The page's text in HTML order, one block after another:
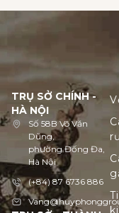
TRỤ SỞ CHÍNH -
HÀ NỘI
Số 58B Võ Văn
Dũng,
phường Đống Đa,
Hà Nội
(+84) 87 6736 886